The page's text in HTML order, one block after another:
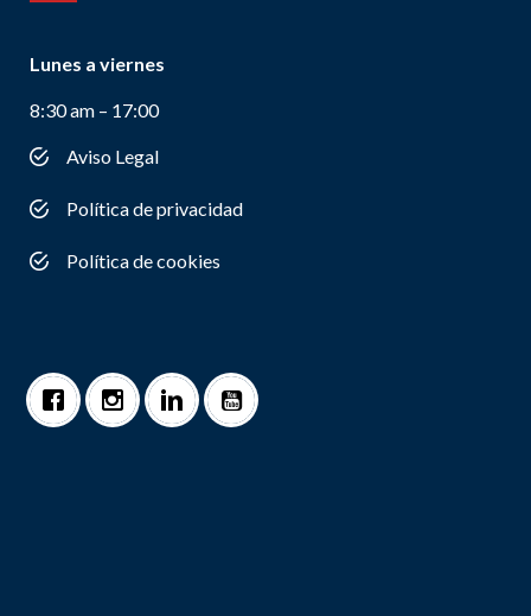
Lunes a viernes
8:30 am – 17:00
Aviso Legal
Política de privacidad
Política de cookies